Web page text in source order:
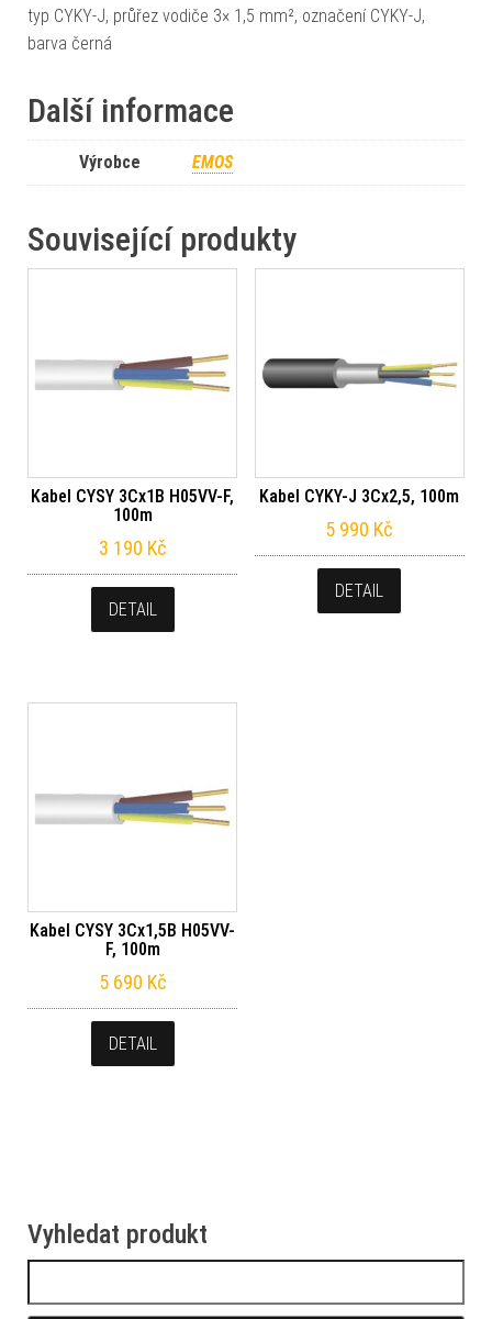
typ CYKY-J, průřez vodiče 3× 1,5 mm², označení CYKY-J,
barva černá
Další informace
Výrobce EMOS
Související produkty
Kabel CYSY 3Cx1B H05VV-F,
100m
3 190 Kč
DETAIL
Kabel CYKY-J 3Cx2,5, 100m
5 990 Kč
DETAIL
Kabel CYSY 3Cx1,5B H05VV-
F, 100m
5 690 Kč
DETAIL
Vyhledat produkt